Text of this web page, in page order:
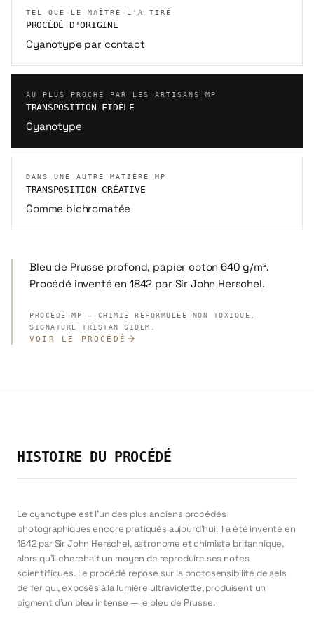
TEL QUE LE MAÎTRE L'A TIRÉ
PROCÉDÉ D'ORIGINE
Cyanotype par contact
AU PLUS PROCHE PAR LES ARTISANS MP
TRANSPOSITION FIDÈLE
Cyanotype
DANS UNE AUTRE MATIÈRE MP
TRANSPOSITION CRÉATIVE
Gomme bichromatée
Bleu de Prusse profond, papier coton 640 g/m².
Procédé inventé en 1842 par Sir John Herschel.
PROCÉDÉ MP — CHIMIE REFORMULÉE NON TOXIQUE,
SIGNATURE TRISTAN SIDEM.
VOIR LE PROCÉDÉ
HISTOIRE DU PROCÉDÉ
Le cyanotype est l'un des plus anciens procédés
photographiques encore pratiqués aujourd'hui. Il a été inventé en
1842 par Sir John Herschel, astronome et chimiste britannique,
alors qu'il cherchait un moyen de reproduire ses notes
scientifiques. Le procédé repose sur la photosensibilité de sels
de fer qui, exposés à la lumière ultraviolette, produisent un
pigment d'un bleu intense — le bleu de Prusse.